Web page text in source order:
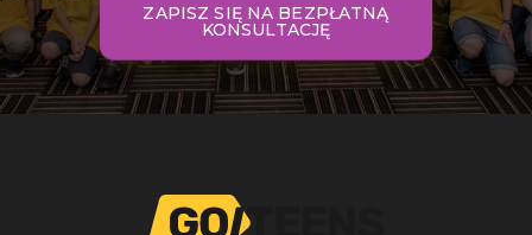
ZAPISZ SIĘ NA BEZPŁATNĄ
KONSULTACJĘ